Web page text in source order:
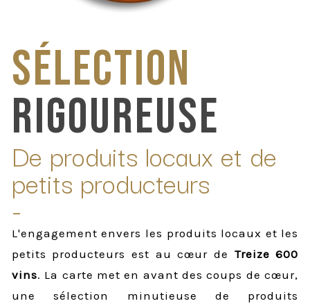
SÉLECTION
RIGOUREUSE
De produits locaux et de
petits producteurs
-
L'engagement envers les produits locaux et les
petits producteurs est au cœur de Treize 600
vins. La carte met en avant des coups de cœur,
une sélection minutieuse de produits